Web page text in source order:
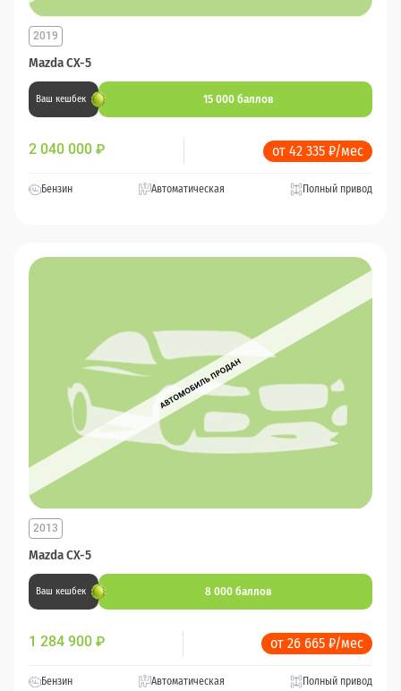
Mazda CX-5
2019
Ваш кешбек 15 000 баллов
2 040 000 ₽ от 42 335 ₽/мес
Бензин Автоматическая Полный привод
Mazda CX-5
2013
Ваш кешбек 8 000 баллов
1 284 900 ₽ от 26 665 ₽/мес
Бензин Автоматическая Полный привод